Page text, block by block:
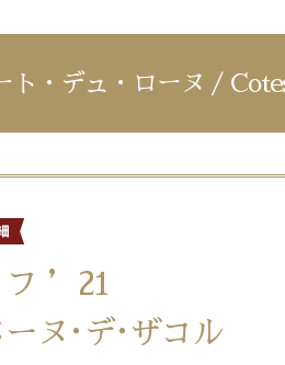
ト・デュ・ローヌ /
フ ’21
ーヌ･デ･ザコル